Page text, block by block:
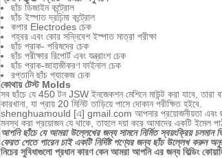
ছাঁচ ডিজাইন কন্ট্রোল
ছাঁচ ইস্পাত দ্রঢ়িমা কন্ট্রোল
কপার Electrodes চেক
গহ্বর এবং কোর সন্নিবেশ ইস্পাত মাত্রা পরীক্ষা
ছাঁচ প্রাক- পরিষদের চেক
ছাঁচ পরীক্ষার রিপোর্ট এবং যন্ত্রাংশ চেক
ছাঁচ প্রাক-জাহাজীকরণ ফাইনাল চেক
রপ্তানি ছাঁচ প্যাকেজ চেক
কোথায় টেস্ট Molds
সব ছাঁচে যে 450 টন JSW ইনজেকশন মেশিনে মাউন্ট করা যাবে, তারা
কারখানা, যা প্রায় 20 মিনিট তাড়িয়ে পাসে দোকান পরীক্ষিত হইবে.
shenghuamould [এ] gmail.com আপনার প্রয়োজনীয়তা এবং ছাঁচ
মনস্থ করা প্রয়োজন যে থাকে, তাহলে দয়া করে আমাদের একটি ইমেল
আপনি ছাঁচে যে আমরা উল্লেখের জন্য সামনে নির্মিত স্বয়ংক্রিয়
ফেরত পেতে পারেন চাই একটি নির্দিষ্ট পণ্যের জন্য ছাঁচ উল্লেখ করুন
নিচের সুবিধাগুলো প্রধান কারণ কেন আমরা আপনি এর জন্য বিল্ডিং